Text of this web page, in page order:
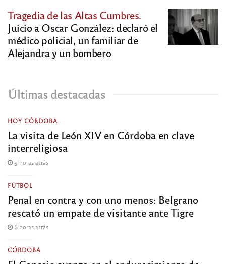
Tragedia de las Altas Cumbres.
Juicio a Oscar González: declaró el
médico policial, un familiar de
Alejandra y un bombero
Últimas destacadas
HOY CÓRDOBA
La visita de León XIV en Córdoba en clave
interreligiosa
5 horas atrás
FÚTBOL
Penal en contra y con uno menos: Belgrano
rescató un empate de visitante ante Tigre
6 horas atrás
CÓRDOBA